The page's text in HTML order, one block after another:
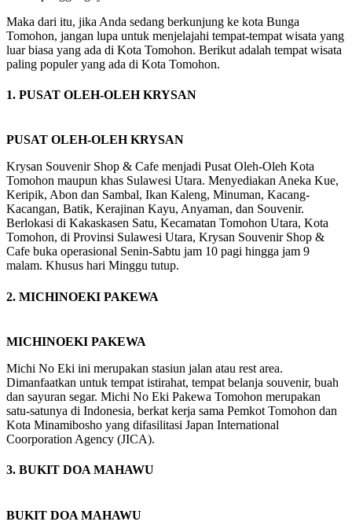
Maka dari itu, jika Anda sedang berkunjung ke kota Bunga
Tomohon, jangan lupa untuk menjelajahi tempat-tempat wisata yang
luar biasa yang ada di Kota Tomohon. Berikut adalah tempat wisata
paling populer yang ada di Kota Tomohon.
1. PUSAT OLEH-OLEH KRYSAN
PUSAT OLEH-OLEH KRYSAN
Krysan Souvenir Shop & Cafe menjadi Pusat Oleh-Oleh Kota
Tomohon maupun khas Sulawesi Utara. Menyediakan Aneka Kue,
Keripik, Abon dan Sambal, Ikan Kaleng, Minuman, Kacang-
Kacangan, Batik, Kerajinan Kayu, Anyaman, dan Souvenir.
Berlokasi di Kakaskasen Satu, Kecamatan Tomohon Utara, Kota
Tomohon, di Provinsi Sulawesi Utara, Krysan Souvenir Shop &
Cafe buka operasional Senin-Sabtu jam 10 pagi hingga jam 9
malam. Khusus hari Minggu tutup.
2. MICHINOEKI PAKEWA
MICHINOEKI PAKEWA
Michi No Eki ini merupakan stasiun jalan atau rest area.
Dimanfaatkan untuk tempat istirahat, tempat belanja souvenir, buah
dan sayuran segar. Michi No Eki Pakewa Tomohon merupakan
satu-satunya di Indonesia, berkat kerja sama Pemkot Tomohon dan
Kota Minamibosho yang difasilitasi Japan International
Coorporation Agency (JICA).
3. BUKIT DOA MAHAWU
BUKIT DOA MAHAWU